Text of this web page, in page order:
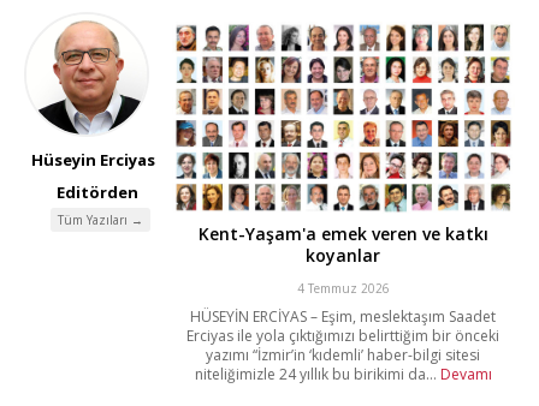
Hüseyin Erciyas
Editörden
Tüm Yazıları →
Kent-Yaşam'a emek veren ve katkı
koyanlar
4 Temmuz 2026
HÜSEYİN ERCİYAS – Eşim, meslektaşım Saadet
Erciyas ile yola çıktığımızı belirttiğim bir önceki
yazımı “İzmir’in ‘kıdemli’ haber-bilgi sitesi
niteliğimizle 24 yıllık bu birikimi da... Devamı